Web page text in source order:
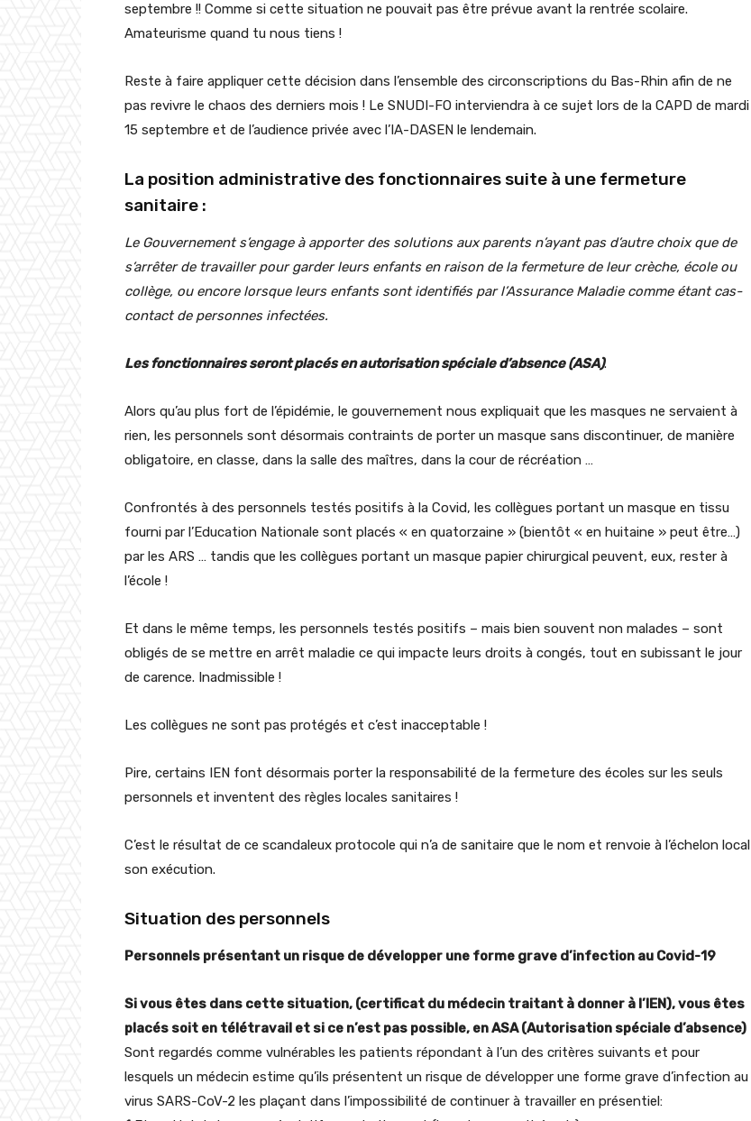
septembre !! Comme si cette situation ne pouvait pas être prévue avant la rentrée scolaire.
Amateurisme quand tu nous tiens !
Reste à faire appliquer cette décision dans l’ensemble des circonscriptions du Bas-Rhin afin de ne
pas revivre le chaos des derniers mois ! Le SNUDI-FO interviendra à ce sujet lors de la CAPD de mardi
15 septembre et de l’audience privée avec l’IA-DASEN le lendemain.
La position administrative des fonctionnaires suite à une fermeture
sanitaire :
Le Gouvernement s’engage à apporter des solutions aux parents n’ayant pas d’autre choix que de
s’arrêter de travailler pour garder leurs enfants en raison de la fermeture de leur crèche, école ou
collège, ou encore lorsque leurs enfants sont identifiés par l’Assurance Maladie comme étant cas-
contact de personnes infectées.
Les fonctionnaires seront placés en autorisation spéciale d’absence (ASA).
Alors qu’au plus fort de l’épidémie, le gouvernement nous expliquait que les masques ne servaient à
rien, les personnels sont désormais contraints de porter un masque sans discontinuer, de manière
obligatoire, en classe, dans la salle des maîtres, dans la cour de récréation …
Confrontés à des personnels testés positifs à la Covid, les collègues portant un masque en tissu
fourni par l’Education Nationale sont placés « en quatorzaine » (bientôt « en huitaine » peut être…)
par les ARS … tandis que les collègues portant un masque papier chirurgical peuvent, eux, rester à
l’école !
Et dans le même temps, les personnels testés positifs – mais bien souvent non malades – sont
obligés de se mettre en arrêt maladie ce qui impacte leurs droits à congés, tout en subissant le jour
de carence. Inadmissible !
Les collègues ne sont pas protégés et c’est inacceptable !
Pire, certains IEN font désormais porter la responsabilité de la fermeture des écoles sur les seuls
personnels et inventent des règles locales sanitaires !
C’est le résultat de ce scandaleux protocole qui n’a de sanitaire que le nom et renvoie à l’échelon local
son exécution.
Situation des personnels
Personnels présentant un risque de développer une forme grave d’infection au Covid-19
Si vous êtes dans cette situation, (certificat du médecin traitant à donner à l’IEN), vous êtes
placés soit en télétravail et si ce n’est pas possible, en ASA (Autorisation spéciale d’absence)
Sont regardés comme vulnérables les patients répondant à l’un des critères suivants et pour
lesquels un médecin estime qu’ils présentent un risque de développer une forme grave d’infection au
virus SARS-CoV-2 les plaçant dans l’impossibilité de continuer à travailler en présentiel: